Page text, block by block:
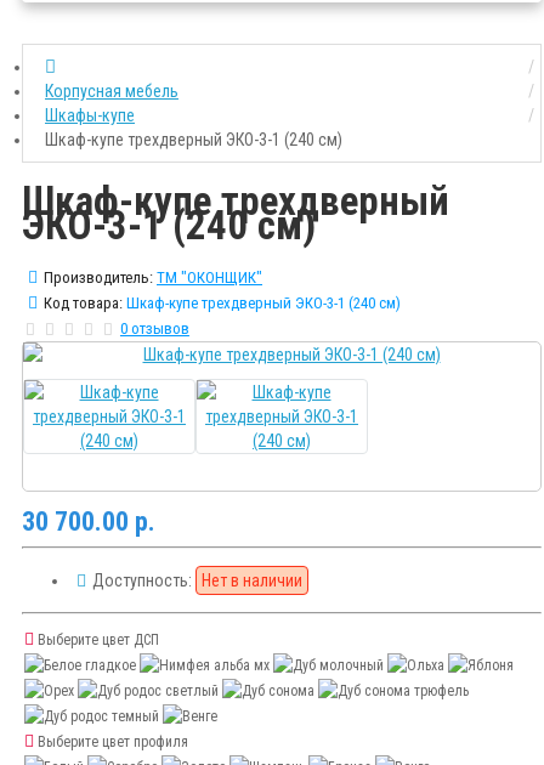
Корпусная мебель
Шкафы-купе
Шкаф-купе трехдверный ЭКО-3-1 (240 cм)
Шкаф-купе трехдверный
ЭКО-3-1 (240 cм)
Производитель: ТМ "ОКОНЩИК"
Код товара: Шкаф-купе трехдверный ЭКО-3-1 (240 cм)
0 отзывов
30 700.00 р.
Доступность: Нет в наличии
Выберите цвет ДСП
Выберите цвет профиля